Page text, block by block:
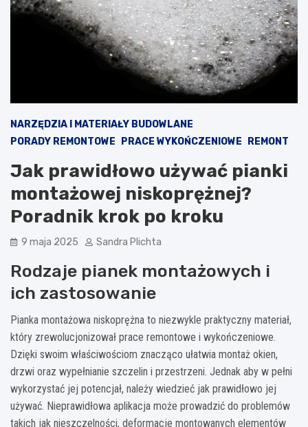
NARZĘDZIA I MATERIAŁY BUDOWLANE
PORADY REMONTOWE
PRACE WYKOŃCZENIOWE REMONT
Jak prawidłowo używać pianki
montażowej niskoprężnej?
Poradnik krok po kroku
9 maja 2025 Sandra Plichta
Rodzaje pianek montażowych i
ich zastosowanie
Pianka montażowa niskoprężna to niezwykle praktyczny materiał,
który zrewolucjonizował prace remontowe i wykończeniowe.
Dzięki swoim właściwościom znacząco ułatwia montaż okien,
drzwi oraz wypełnianie szczelin i przestrzeni. Jednak aby w pełni
wykorzystać jej potencjał, należy wiedzieć jak prawidłowo jej
używać. Nieprawidłowa aplikacja może prowadzić do problemów
takich jak nieszczelności, deformacje montowanych elementów